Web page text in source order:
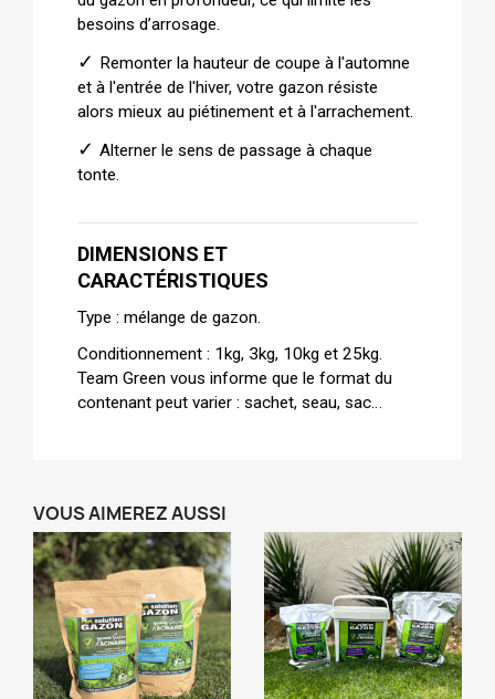
besoins d’arrosage.
✓ Remonter la hauteur de coupe à l'automne
et à l'entrée de l'hiver, votre gazon résiste
alors mieux au piétinement et à l'arrachement.
✓ Alterner le sens de passage à chaque
tonte.
DIMENSIONS ET
CARACTÉRISTIQUES
Type : mélange de gazon.
Conditionnement : 1kg, 3kg, 10kg et 25kg.
Team Green vous informe que le format du
contenant peut varier : sachet, seau, sac…
VOUS AIMEREZ AUSSI